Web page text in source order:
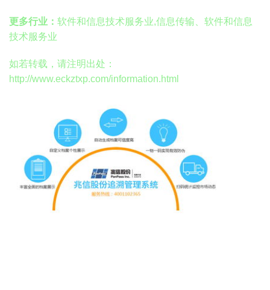
更多行业： 软件和信息技术服务业,信息传输、软件和信息
技术服务业
如若转载，请注明出处：
http://www.eckztxp.com/information.html